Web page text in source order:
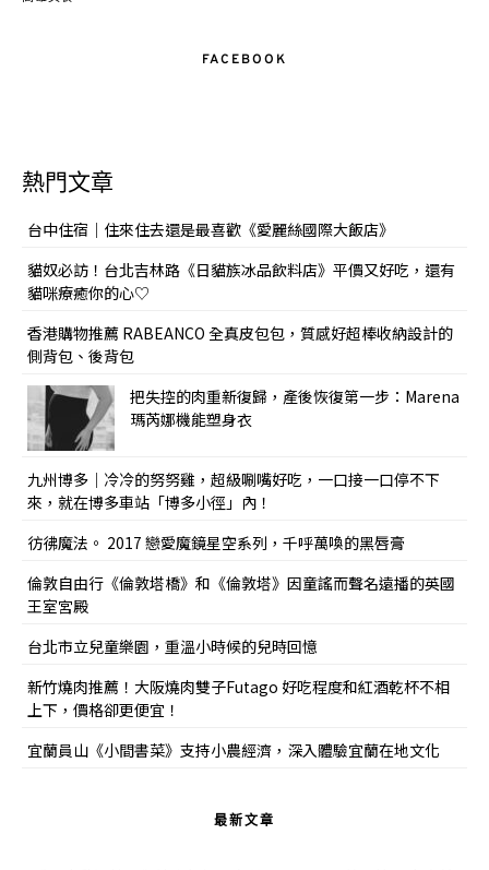
FACEBOOK
熱門文章
台中住宿｜住來住去還是最喜歡《愛麗絲國際大飯店》
貓奴必訪！台北吉林路《日貓族冰品飲料店》平價又好吃，還有
貓咪療癒你的心♡
香港購物推薦 RABEANCO 全真皮包包，質感好超棒收納設計的
側背包、後背包
把失控的肉重新復歸，產後恢復第一步：Marena
瑪芮娜機能塑身衣
九州博多｜冷冷的努努雞，超級唰嘴好吃，一口接一口停不下
來，就在博多車站「博多小徑」內！
彷彿魔法。 2017 戀愛魔鏡星空系列，千呼萬喚的黑唇膏
倫敦自由行《倫敦塔橋》和《倫敦塔》因童謠而聲名遠播的英國
王室宮殿
台北市立兒童樂園，重溫小時候的兒時回憶
新竹燒肉推薦！大阪燒肉雙子Futago 好吃程度和紅酒乾杯不相
上下，價格卻更便宜！
宜蘭員山《小間書菜》支持小農經濟，深入體驗宜蘭在地文化
最新文章